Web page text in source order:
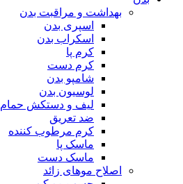
بهداشت و مراقبت بدن
اسپری بدن
اسکراب بدن
کرم پا
کرم دست
شامپو بدن
لوسیون بدن
لیف و دستکش حمام
ضد تعریق
کرم مرطوب کننده
ماسک پا
ماسک دست
اصلاح موهای زائد